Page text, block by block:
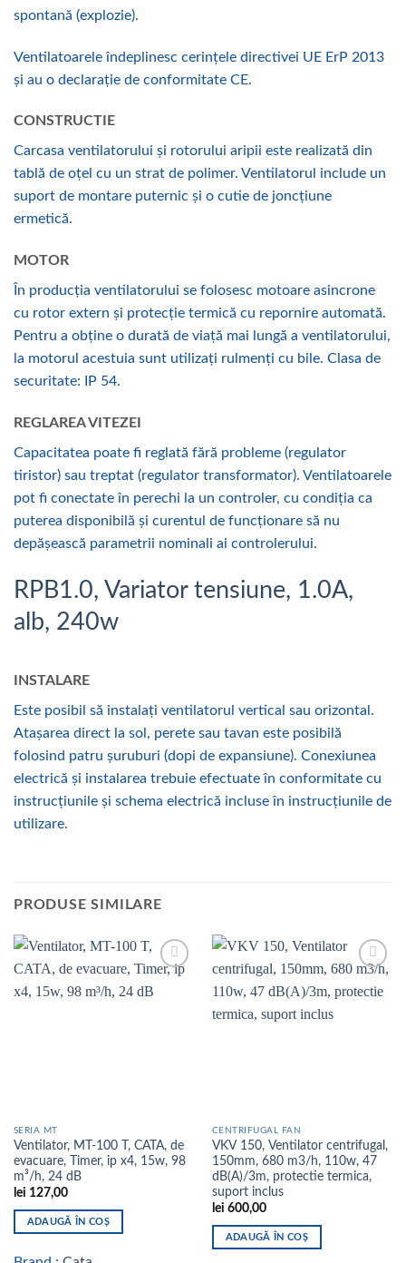
spontană (explozie).
Ventilatoarele îndeplinesc cerințele directivei UE ErP 2013
și au o declarație de conformitate CE.
CONSTRUCTIE
Carcasa ventilatorului și rotorului aripii este realizată din
tablă de oțel cu un strat de polimer. Ventilatorul include un
suport de montare puternic și o cutie de joncțiune
ermetică.
MOTOR
În producția ventilatorului se folosesc motoare asincrone
cu rotor extern și protecție termică cu repornire automată.
Pentru a obține o durată de viață mai lungă a ventilatorului,
la motorul acestuia sunt utilizați rulmenți cu bile. Clasa de
securitate: IP 54.
REGLAREA VITEZEI
Capacitatea poate fi reglată fără probleme (regulator
tiristor) sau treptat (regulator transformator). Ventilatoarele
pot fi conectate în perechi la un controler, cu condiția ca
puterea disponibilă și curentul de funcționare să nu
depășească parametrii nominali ai controlerului.
RPB1.0, Variator tensiune, 1.0A,
alb, 240w
INSTALARE
Este posibil să instalați ventilatorul vertical sau orizontal.
Atașarea direct la sol, perete sau tavan este posibilă
folosind patru șuruburi (dopi de expansiune). Conexiunea
electrică și instalarea trebuie efectuate în conformitate cu
instrucțiunile și schema electrică incluse în instrucțiunile de
utilizare.
PRODUSE SIMILARE
wishlist
SERIA MT
Ventilator, MT-100 T, CATA, de
evacuare, Timer, ip x4, 15w, 98
m³/h, 24 dB
lei 127,00
ADAUGĂ ÎN COȘ
wishlist
CENTRIFUGAL FAN
VKV 150, Ventilator centrifugal,
150mm, 680 m3/h, 110w, 47
dB(A)/3m, protectie termica,
suport inclus
lei 600,00
ADAUGĂ ÎN COȘ